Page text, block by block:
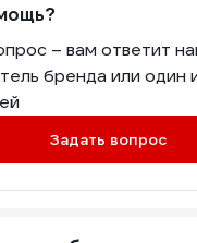
– вам ответит
бренда или один
Задать вопрос